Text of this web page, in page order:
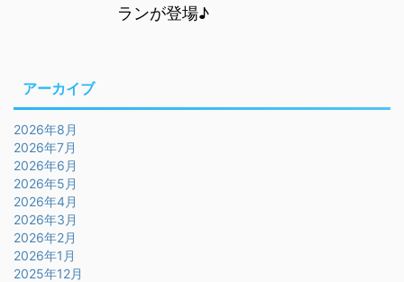
ランが登場♪
アーカイブ
2026年8月
2026年7月
2026年6月
2026年5月
2026年4月
2026年3月
2026年2月
2026年1月
2025年12月